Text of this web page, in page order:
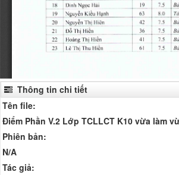
Thông tin chi tiết
Tên file:
Điểm Phần V.2 Lớp TCLLCT K10 vừa làm
Phiên bản:
N/A
Tác giả: